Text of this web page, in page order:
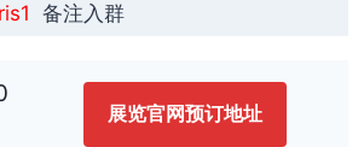
备注入群
展览官网预订地址